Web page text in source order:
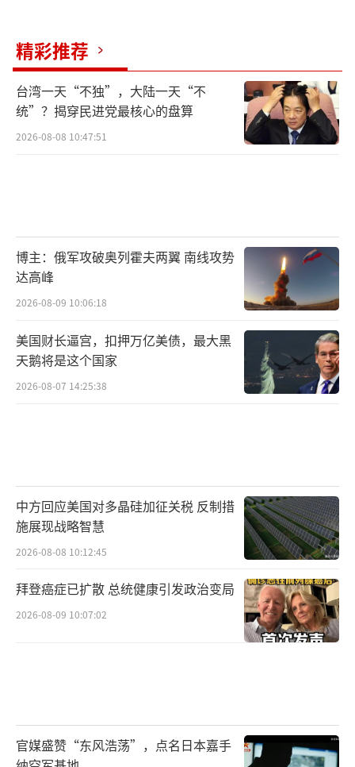
精彩推荐
台湾一天“不独”，大陆一天“不
统”？揭穿民进党最核心的盘算
2026-08-08 10:47:51
博主：俄军攻破奥列霍夫两翼 南线攻势
达高峰
2026-08-09 10:06:18
美国财长逼宫，扣押万亿美债，最大黑
天鹅将是这个国家
2026-08-07 14:25:38
中方回应美国对多晶硅加征关税 反制措
施展现战略智慧
2026-08-08 10:12:45
拜登癌症已扩散 总统健康引发政治变局
2026-08-09 10:07:02
官媒盛赞“东风浩荡”，点名日本嘉手